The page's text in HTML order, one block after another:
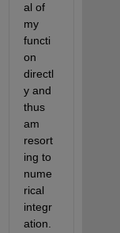
al of
my
functi
on
directl
y and
thus
am
resort
ing to
nume
rical
integr
ation.